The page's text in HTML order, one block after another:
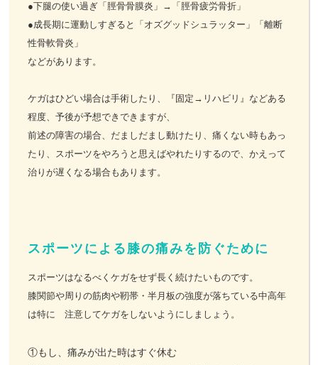
●下腿の使い過ぎ「脛骨骨膜炎」→「脛骨疲労骨折」
●成長期に運動しすぎると「オズグッドシュラッター」「離断
性骨軟骨炎」
などがあります。
ケガはひどい場合は手術したり、『固定→リハビリ』などある
程度、予後が予想できできますが、
前述の障害の場合、だましだまし動けたり、痛くない時もあっ
たり、スポーツをやろうと思えばやれたりするので、かえって
治りが遅くなる場合もあります。
スポーツによる膝の痛みを防ぐために
スポーツはなるべくケガをせず長く続けたいものです。
膝関節や周りの筋肉や靭帯・半月板の強度が落ちている中高年
は特に 注意してケガをしないようにしましょう。
①もし、痛みが出た時はすぐ休む